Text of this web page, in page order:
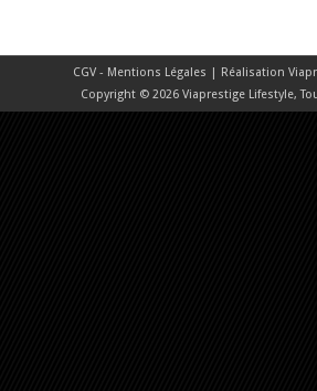
CGV - Mentions Légales | Réalisation
Copyright © 2026 Viaprestige Lifestyle,